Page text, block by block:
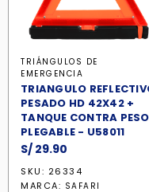
TRIÁNGULOS DE
EMERGENCIA
TRIANGULO
PESADO HD 42X42 +
TANQUE CONTRA PESO
PLEGABLE - U58011
S/ 29.90
SKU: 26334
MARCA: SAFARI